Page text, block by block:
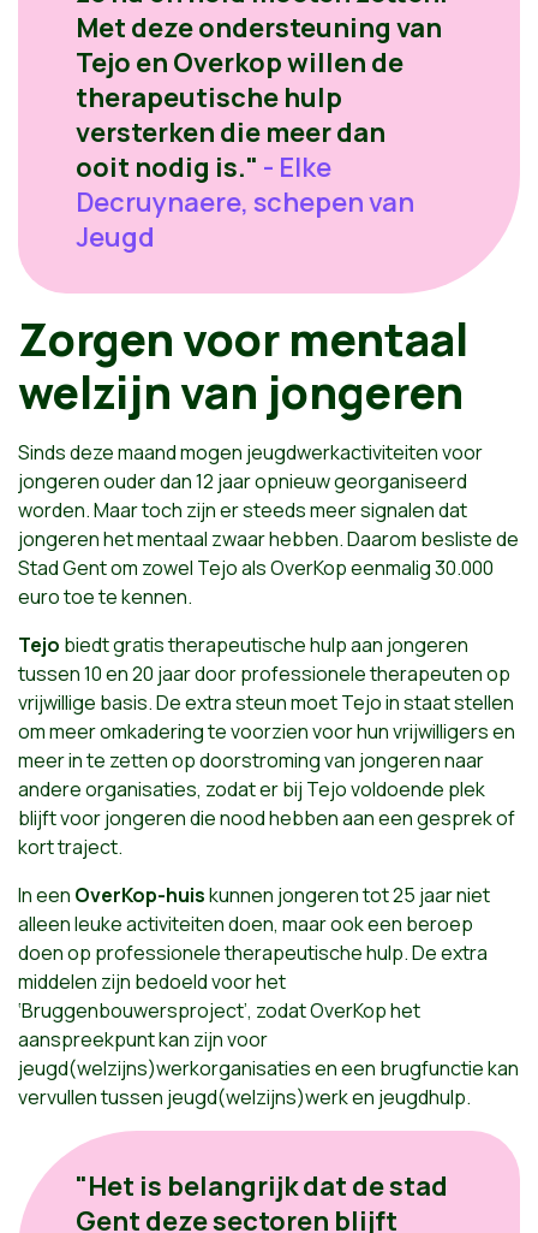
Met deze ondersteuning van
Tejo en Overkop willen de
therapeutische hulp
versterken die meer dan
ooit nodig is." - Elke
Decruynaere, schepen van
Jeugd
Zorgen voor mentaal
welzijn van jongeren
Sinds deze maand mogen jeugdwerkactiviteiten voor
jongeren ouder dan 12 jaar opnieuw georganiseerd
worden. Maar toch zijn er steeds meer signalen dat
jongeren het mentaal zwaar hebben. Daarom besliste de
Stad Gent om zowel Tejo als OverKop eenmalig 30.000
euro toe te kennen.
Tejo biedt gratis therapeutische hulp aan jongeren
tussen 10 en 20 jaar door professionele therapeuten op
vrijwillige basis. De extra steun moet Tejo in staat stellen
om meer omkadering te voorzien voor hun vrijwilligers en
meer in te zetten op doorstroming van jongeren naar
andere organisaties, zodat er bij Tejo voldoende plek
blijft voor jongeren die nood hebben aan een gesprek of
kort traject.
In een OverKop-huiskunnen jongeren tot 25 jaar niet
alleen leuke activiteiten doen, maar ook een beroep
doen op professionele therapeutische hulp. De extra
middelen zijn bedoeld voor het
‘Bruggenbouwersproject’, zodat OverKop het
aanspreekpunt kan zijn voor
jeugd(welzijns)werkorganisaties en een brugfunctie kan
vervullen tussen jeugd(welzijns)werk en jeugdhulp.
"Het is belangrijk dat de stad
Gent deze sectoren blijft